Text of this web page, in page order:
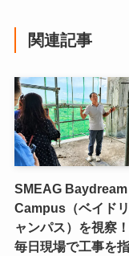
関連記事
SMEAG Baydream
Campus（ベイド
ャンパス）を視察
毎日現場で工事を